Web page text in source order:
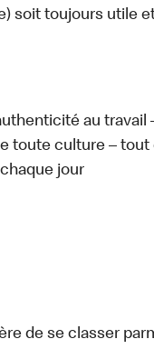
soit toujours utile
au
toute culture –
jour
de se classer